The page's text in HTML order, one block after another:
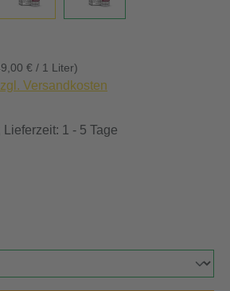
€ / 1 Liter)
Versandkosten
1 - 5 Tage